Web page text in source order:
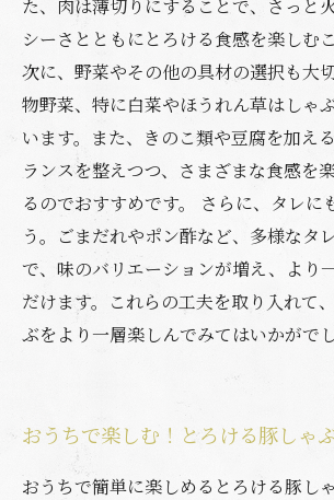
た、肉は薄切りにすることで、さっと
シーさとともにとろける食感を楽しむ
次に、野菜やその他の具材の選択も大
物野菜、特に白菜やほうれん草はしゃ
います。また、きのこ類や豆腐を加え
ランスを整えつつ、さまざまな食感を
るのでおすすめです。 さらに、タレに
う。ごまだれやポン酢など、多様なタ
で、味のバリエーションが増え、より
だけます。これらの工夫を取り入れて
ぶをより一層楽しんでみてはいかがでし
おうちで楽しむ！とろける豚しゃ
おうちで簡単に楽しめるとろける豚し